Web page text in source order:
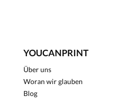
YOUCANPRINT
Über uns
Woran wir glauben
Blog